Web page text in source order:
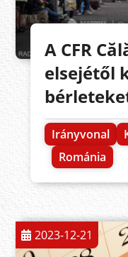
A CFR
elsejétől
Irányvonal
Románia
2023-12-21